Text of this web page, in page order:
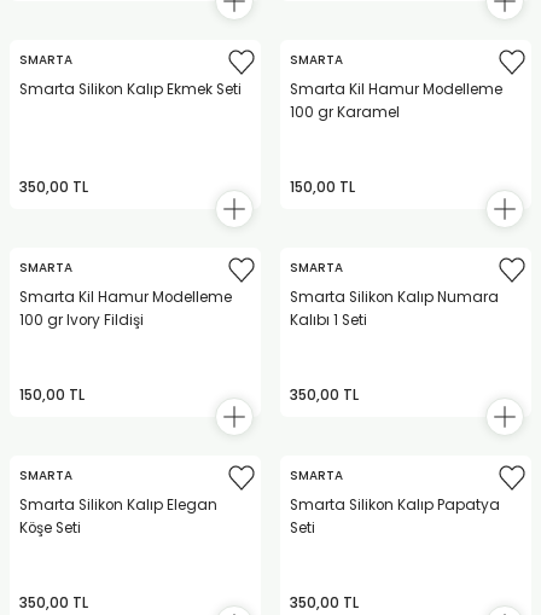
SMARTA
Smarta Silikon Kalıp Ekmek Seti
350,00 TL
SMARTA
Smarta Kil Hamur Modelleme
100 gr Karamel
150,00 TL
SMARTA
Smarta Kil Hamur Modelleme
100 gr Ivory Fildişi
150,00 TL
SMARTA
Smarta Silikon Kalıp Numara
Kalıbı 1 Seti
350,00 TL
SMARTA
Smarta Silikon Kalıp Elegan
Köşe Seti
350,00 TL
SMARTA
Smarta Silikon Kalıp Papatya
Seti
350,00 TL